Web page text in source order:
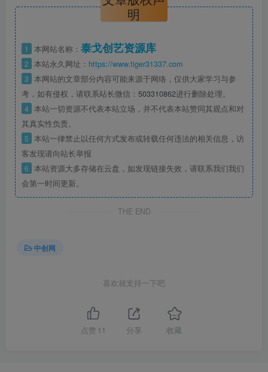
明
1 本网站名称： 泰戈创艺资源库
2 本站永久网址： https://www.tiger31337.com
3 本网站的文章部分内容可能来源于网络，仅供大家学习与参
考，如有侵权，请联系站长微信： 503310862进行删除处理。
4 本站一切资源不代表本站立场，并不代表本站赞同其观点和对
其真实性负责。
5 本站一律禁止以任何方式发布或转载任何违法的相关信息，访
客发现请向站长举报
6 本站资源大多存储在云盘，如发现链接失效，请联系我们我们
会第一时间更新。
THE END
中创网
喜欢就支持一下吧
点赞 11 分享 收藏